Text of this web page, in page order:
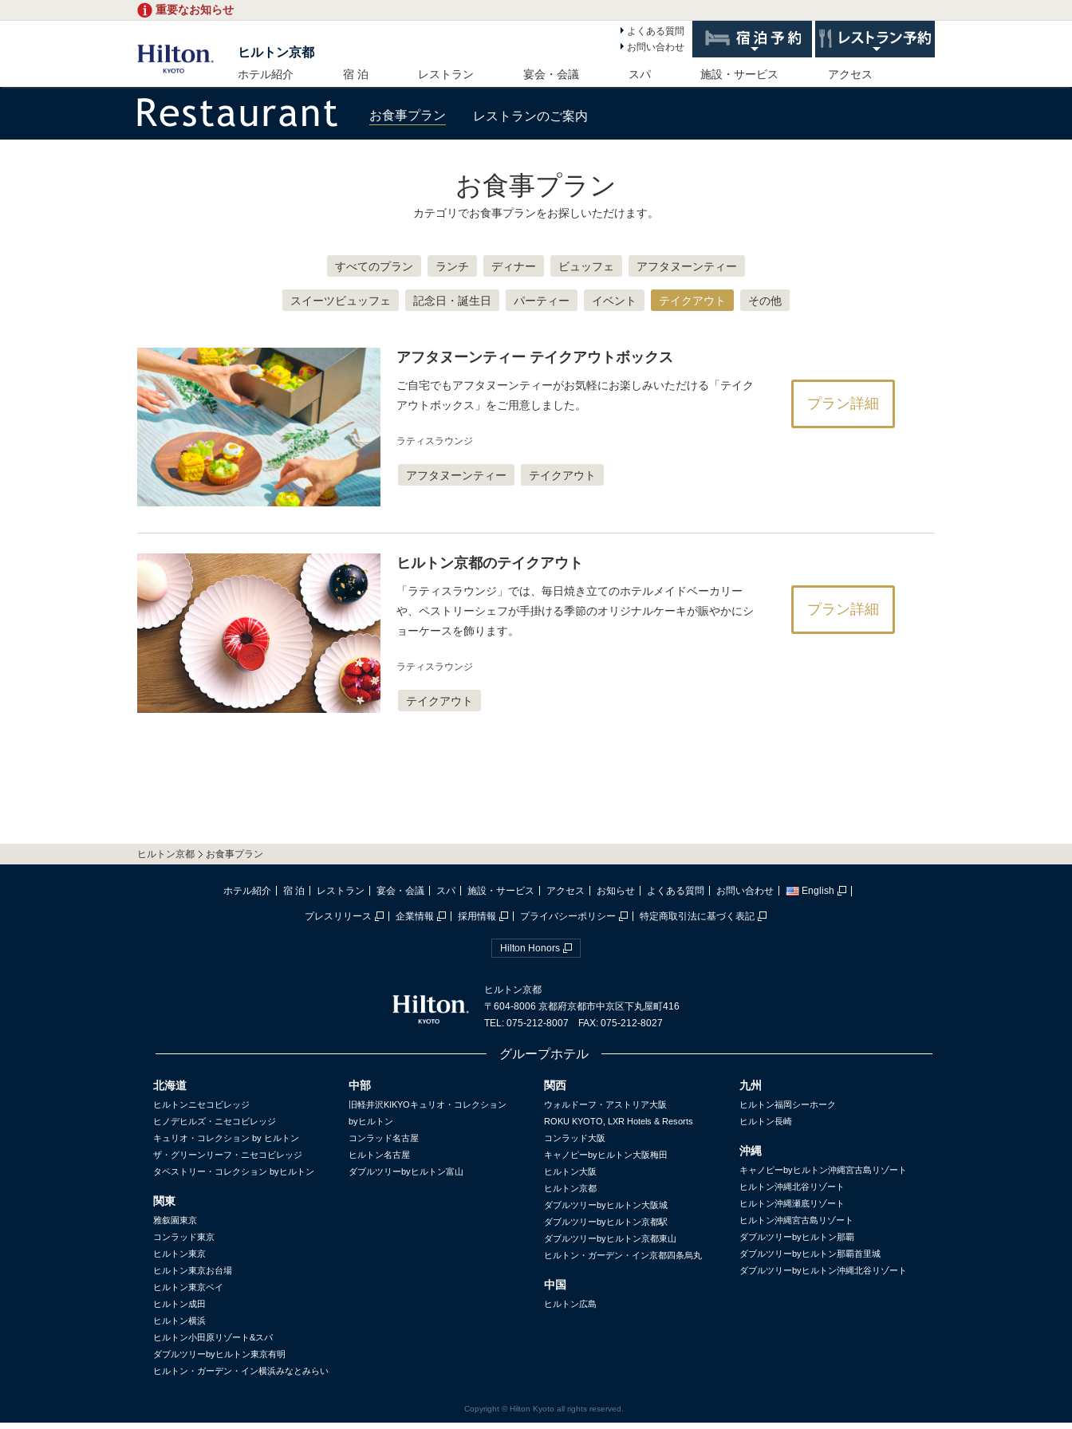
重要なお知らせ
ヒルトン京都
よくある質問
お問い合わせ
ホテル紹介 宿 泊 レストラン 宴会・会議 スパ 施設・サービス アクセス
お食事プラン レストランのご案内
お食事プラン
カテゴリでお食事プランをお探しいただけます。
すべてのプラン ランチ ディナー ビュッフェ アフタヌーンティー
スイーツビュッフェ 記念日・誕生日 パーティー イベント テイクアウト その他
アフタヌーンティー テイクアウトボックス
ご自宅でもアフタヌーンティーがお気軽にお楽しみいただける「テイク
アウトボックス」をご用意しました。
ラティスラウンジ
アフタヌーンティー テイクアウト
プラン詳細
ヒルトン京都のテイクアウト
「ラティスラウンジ」では、毎日焼き立てのホテルメイドベーカリー
や、ペストリーシェフが手掛ける季節のオリジナルケーキが賑やかにシ
ョーケースを飾ります。
ラティスラウンジ
テイクアウト
プラン詳細
ヒルトン京都 お食事プラン
ホテル紹介 宿 泊 レストラン 宴会・会議 スパ 施設・サービス アクセス お知らせ よくある質問 お問い合わせ English
プレスリリース 企業情報 採用情報 プライバシーポリシー 特定商取引法に基づく表記
Hilton Honors
ヒルトン京都
〒604-8006 京都府京都市中京区下丸屋町416
TEL: 075-212-8007 FAX: 075-212-8027
グループホテル
北海道
ヒルトンニセコビレッジ
ヒノデヒルズ・ニセコビレッジ
キュリオ・コレクション by ヒルトン
ザ・グリーンリーフ・ニセコビレッジ
タペストリー・コレクション byヒルトン
関東
雅叙園東京
コンラッド東京
ヒルトン東京
ヒルトン東京お台場
ヒルトン東京ベイ
ヒルトン成田
ヒルトン横浜
ヒルトン小田原リゾート&スパ
ダブルツリーbyヒルトン東京有明
ヒルトン・ガーデン・イン横浜みなとみらい
中部
旧軽井沢KIKYOキュリオ・コレクション
byヒルトン
コンラッド名古屋
ヒルトン名古屋
ダブルツリーbyヒルトン富山
関西
ウォルドーフ・アストリア大阪
ROKU KYOTO, LXR Hotels & Resorts
コンラッド大阪
キャノピーbyヒルトン大阪梅田
ヒルトン大阪
ヒルトン京都
ダブルツリーbyヒルトン大阪城
ダブルツリーbyヒルトン京都駅
ダブルツリーbyヒルトン京都東山
ヒルトン・ガーデン・イン京都四条烏丸
中国
ヒルトン広島
九州
ヒルトン福岡シーホーク
ヒルトン長崎
沖縄
キャノピーbyヒルトン沖縄宮古島リゾート
ヒルトン沖縄北谷リゾート
ヒルトン沖縄瀬底リゾート
ヒルトン沖縄宮古島リゾート
ダブルツリーbyヒルトン那覇
ダブルツリーbyヒルトン那覇首里城
ダブルツリーbyヒルトン沖縄北谷リゾート
Copyright © Hilton Kyoto all rights reserved.